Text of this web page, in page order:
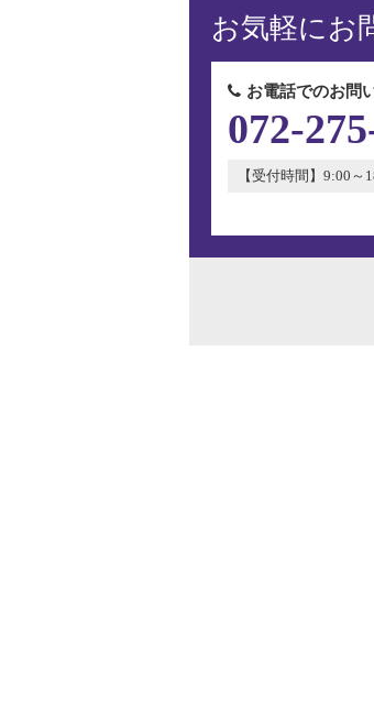
お気軽にお
お電話でのお問
072-
【受付時間】9:00～